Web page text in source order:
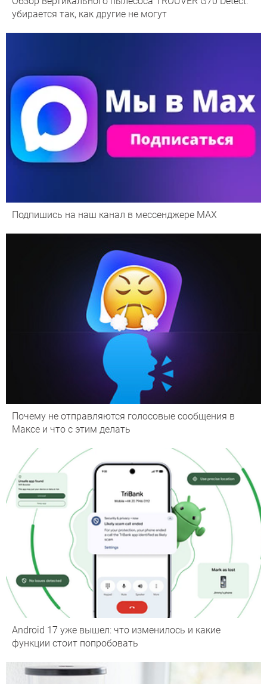
убирается так, как другие не могут
Подпишись на наш канал в мессенджере МАХ
Почему не отправляются голосовые сообщения в
Максе и что с этим делать
Android 17 уже вышел: что изменилось и какие
функции стоит попробовать